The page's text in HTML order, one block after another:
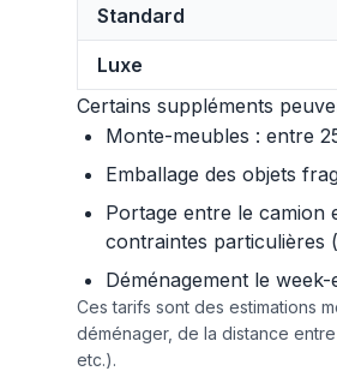
Standard
Luxe
Certains suppléments
Monte-meubles : entre
Emballage des objets
Portage entre le camion
contraintes particulières
Déménagement le
Ces tarifs sont des estimations
déménager, de la distance
etc.).